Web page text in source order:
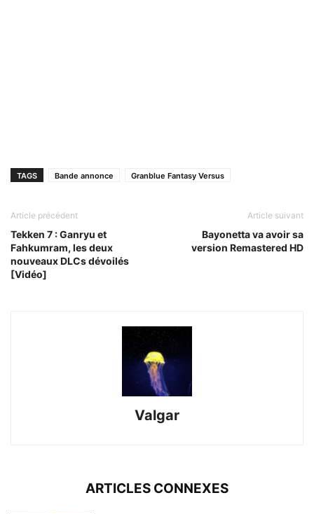
TAGS Bande annonce Granblue Fantasy Versus
Article précédent
Tekken 7 : Ganryu et
Fahkumram, les deux
nouveaux DLCs dévoilés
[Vidéo]
Article suivant
Bayonetta va avoir sa
version Remastered HD
Valgar
ARTICLES CONNEXES